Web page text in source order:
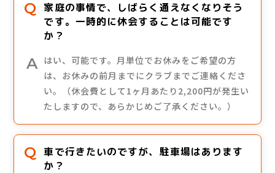
家庭の事情で、しばらく通えなくなりそう
です。一時的に休会することは可能です
か？
はい、可能です。月単位でお休みをご希望の方
は、お休みの前月までにクラブまでご連絡くださ
い。（休会費として1ヶ月あたり2,200円が発生い
たしますので、あらかじめご了承ください。）
車で行きたいのですが、駐車場はあります
か？